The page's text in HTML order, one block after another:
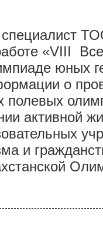
специалист
«VIII
юных
о
полевых
активной
и